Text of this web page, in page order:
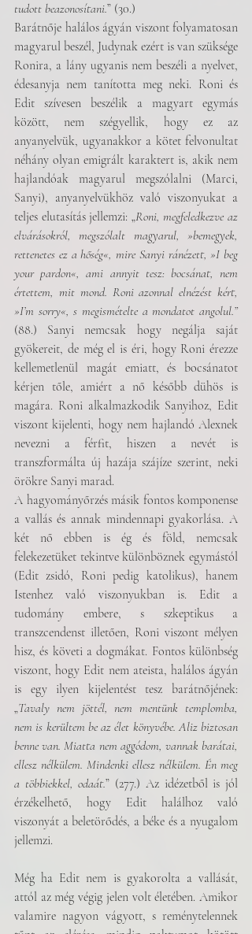
tudott beazonosítani.” (30.)
Barátnője halálos ágyán viszont folyamatosan
magyarul beszél, Judynak ezért is van szüksége
Ronira, a lány ugyanis nem beszéli a nyelvet,
édesanyja nem tanította meg neki. Roni és
Edit szívesen beszélik a magyart egymás
között, nem szégyellik, hogy ez az
anyanyelvük, ugyanakkor a kötet felvonultat
néhány olyan emigrált karaktert is, akik nem
hajlandóak magyarul megszólalni (Marci,
Sanyi), anyanyelvükhöz való viszonyukat a
teljes elutasítás jellemzi: „Roni, megfeledkezve az
elvárásokról, megszólalt magyarul, »bemegyek,
rettenetes ez a hőség«, mire Sanyi ránézett, »I beg
your pardon«, ami annyit tesz: bocsánat, nem
értettem, mit mond. Roni azonnal elnézést kért,
»I’m sorry«, s megismételte a mondatot angolul.”
(88.) Sanyi nemcsak hogy negálja saját
gyökereit, de még el is éri, hogy Roni érezze
kellemetlenül magát emiatt, és bocsánatot
kérjen tőle, amiért a nő később dühös is
magára. Roni alkalmazkodik Sanyihoz, Edit
viszont kijelenti, hogy nem hajlandó Alexnek
nevezni a férfit, hiszen a nevét is
transzformálta új hazája szájíze szerint, neki
örökre Sanyi marad.
A hagyományőrzés másik fontos komponense
a vallás és annak mindennapi gyakorlása. A
két nő ebben is ég és föld, nemcsak
felekezetüket tekintve különböznek egymástól
(Edit zsidó, Roni pedig katolikus), hanem
Istenhez való viszonyukban is. Edit a
tudomány embere, s szkeptikus a
transzcendenst illetően, Roni viszont mélyen
hisz, és követi a dogmákat. Fontos különbség
viszont, hogy Edit nem ateista, halálos ágyán
is egy ilyen kijelentést tesz barátnőjének:
„Tavaly nem jöttél, nem mentünk templomba,
nem is kerültem be az élet könyvébe. Aliz biztosan
benne van. Miatta nem aggódom, vannak barátai,
ellesz nélkülem. Mindenki ellesz nélkülem. Én meg
a többiekkel, odaát.” (277.) Az idézetből is jól
érzékelhető, hogy Edit halálhoz való
viszonyát a beletörődés, a béke és a nyugalom
jellemzi.
Még ha Edit nem is gyakorolta a vallását,
attól az még végig jelen volt életében. Amikor
valamire nagyon vágyott, s reménytelennek